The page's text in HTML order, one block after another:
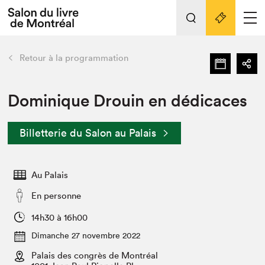
Espace médias
Espace exposant⋅e⋅s
Tout sur l'édition 2022
Actualités
Vidéos et Balados
Club de lecture Braindate
retour Nos activités
Édition 2022
Nous connaître
Projets partenaires 2022
Archives
Liens pratiques
Retour à la programmation
Dominique Drouin en dédicaces
Billetterie du Salon au Palais
Au Palais
En personne
14h30 à 16h00
Dimanche 27 novembre 2022
Palais des congrès de Montréal